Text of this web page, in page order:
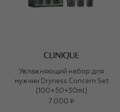
Увлажняющий набор для
мужчин Dryness Concern Set
(100+50+30ml)
7 000 ₽